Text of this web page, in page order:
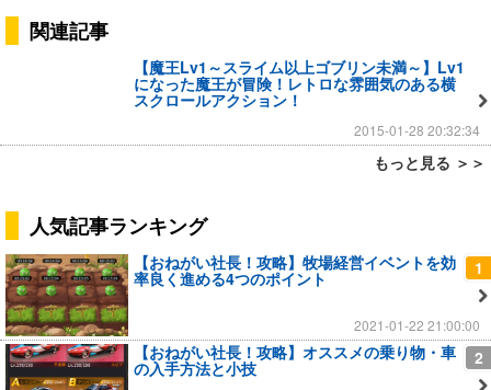
関連記事
【魔王Lv1～スライム以上ゴブリン未満～】Lv1
になった魔王が冒険！レトロな雰囲気のある横
スクロールアクション！
2015-01-28 20:32:34
もっと見る ＞＞
人気記事ランキング
1
【おねがい社長！攻略】牧場経営イベントを効
率良く進める4つのポイント
2021-01-22 21:00:00
2
【おねがい社長！攻略】オススメの乗り物・車
の入手方法と小技